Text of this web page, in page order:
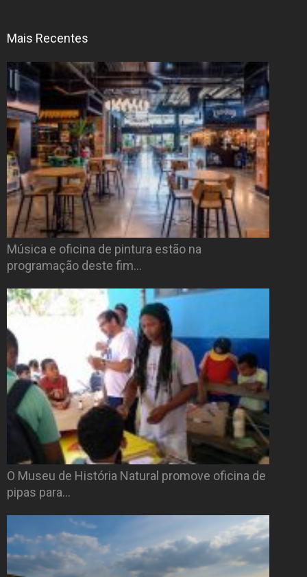
Mais Recentes
Música e oficina de pintura estão na
programação deste fim…
O Museu de História Natural promove oficina de
pipas para…